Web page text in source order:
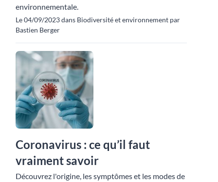
environnementale.
Le 04/09/2023 dans Biodiversité et environnement par
Bastien Berger
Coronavirus : ce qu’il faut
vraiment savoir
Découvrez l'origine, les symptômes et les modes de